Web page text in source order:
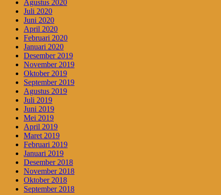
Agustus 2020
Juli 2020
Juni 2020
April 2020
Februari 2020
Januari 2020
Desember 2019
November 2019
Oktober 2019
September 2019
Agustus 2019
Juli 2019
Juni 2019
Mei 2019
April 2019
Maret 2019
Februari 2019
Januari 2019
Desember 2018
November 2018
Oktober 2018
September 2018